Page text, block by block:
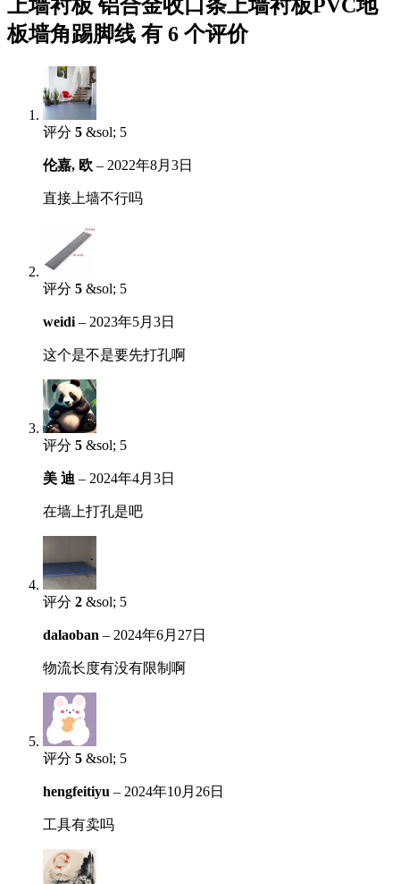
上墙衬板 铝合金收口条上墙衬板PVC地
板墙角踢脚线 有 6 个评价
评分 5 &sol; 5
伦嘉, 欧 – 2022年8月3日
直接上墙不行吗
评分 5 &sol; 5
weidi – 2023年5月3日
这个是不是要先打孔啊
评分 5 &sol; 5
美 迪 – 2024年4月3日
在墙上打孔是吧
评分 2 &sol; 5
dalaoban – 2024年6月27日
物流长度有没有限制啊
评分 5 &sol; 5
hengfeitiyu – 2024年10月26日
工具有卖吗